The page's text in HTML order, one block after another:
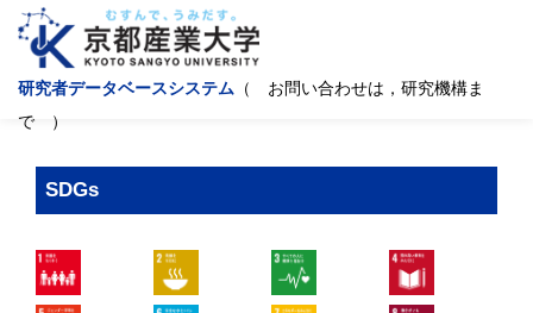
研究者データベースシステム （ お問い合わせは，研究機構ま
で ）
SDGs